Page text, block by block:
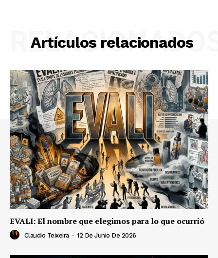
Artículos relacionados
EVALI: El nombre que elegimos para lo que ocurrió
Claudio Teixeira - 12 De Junio De 2026